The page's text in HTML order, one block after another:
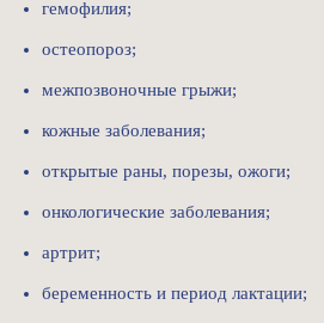
гемофилия;
остеопороз;
межпозвоночные грыжи;
кожные заболевания;
открытые раны, порезы, ожоги;
онкологические заболевания;
артрит;
беременность и период лактации;